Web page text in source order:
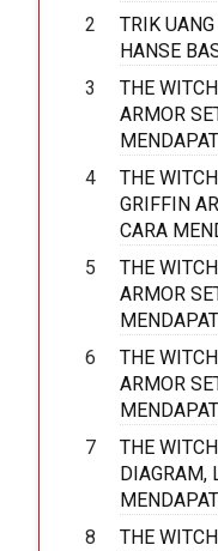
TRIK
HANSE
THE
ARMOR
THE
GRIFFIN
CARA
THE
ARMOR
THE
ARMOR
THE
DIAGRAM,
THE